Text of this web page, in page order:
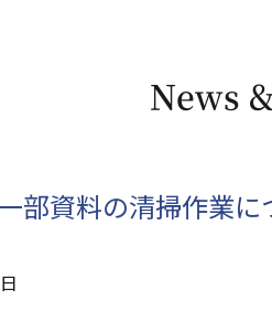
News
部資料の清掃作業に